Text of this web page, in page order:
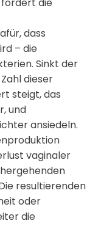
dass
– die
Sinkt der
dieser
steigt, das
und
ansiedeln.
vaginaler
resultierenden
oder
die